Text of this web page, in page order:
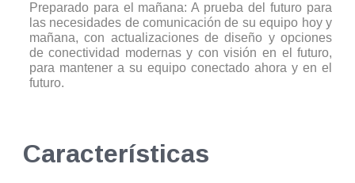
Preparado para el mañana: A prueba del futuro para
las necesidades de comunicación de su equipo hoy y
mañana, con actualizaciones de diseño y opciones
de conectividad modernas y con visión en el futuro,
para mantener a su equipo conectado ahora y en el
futuro.
Características